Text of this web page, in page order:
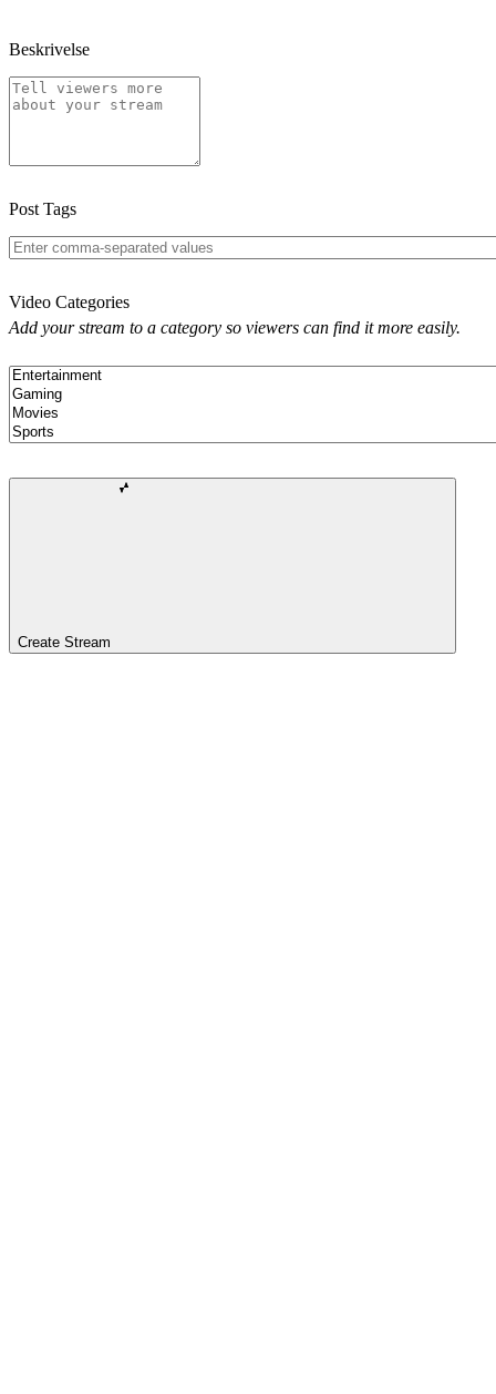
Beskrivelse
Post Tags
Video Categories
Add your stream to a category so viewers can find it more easily.
Create Stream